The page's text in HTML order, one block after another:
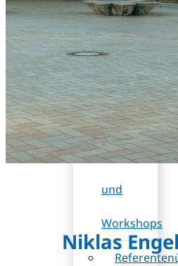
DB
(Rabatt)
Programm
Sessions
und
Workshops
Niklas Engel